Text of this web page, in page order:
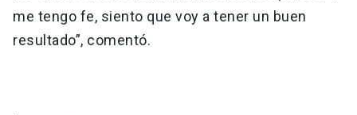
me tengo fe, siento que voy a tener un buen
resultado”, comentó.